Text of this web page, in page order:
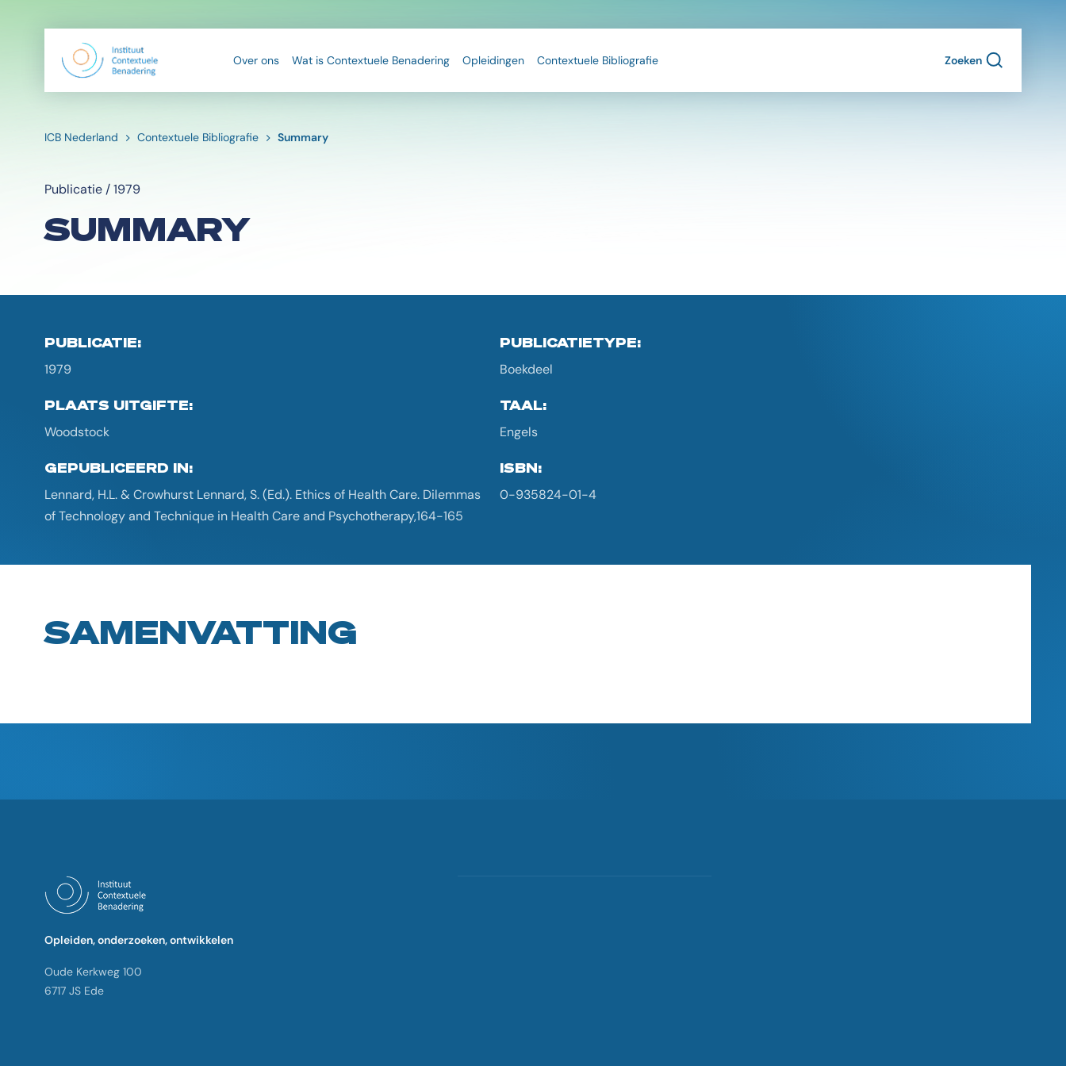
Over ons Wat is Contextuele Benadering Opleidingen Contextuele Bibliografie Zoeken
ICB Nederland Contextuele Bibliografie Summary
Publicatie / 1979
SUMMARY
PUBLICATIE:
1979
PUBLICATIETYPE:
Boekdeel
PLAATS UITGIFTE:
Woodstock
TAAL:
Engels
GEPUBLICEERD IN:
Lennard, H.L. & Crowhurst Lennard, S. (Ed.). Ethics of Health Care. Dilemmas
of Technology and Technique in Health Care and Psychotherapy,164-165
ISBN:
0-935824-01-4
SAMENVATTING
Opleiden, onderzoeken, ontwikkelen
Oude Kerkweg 100
6717 JS Ede